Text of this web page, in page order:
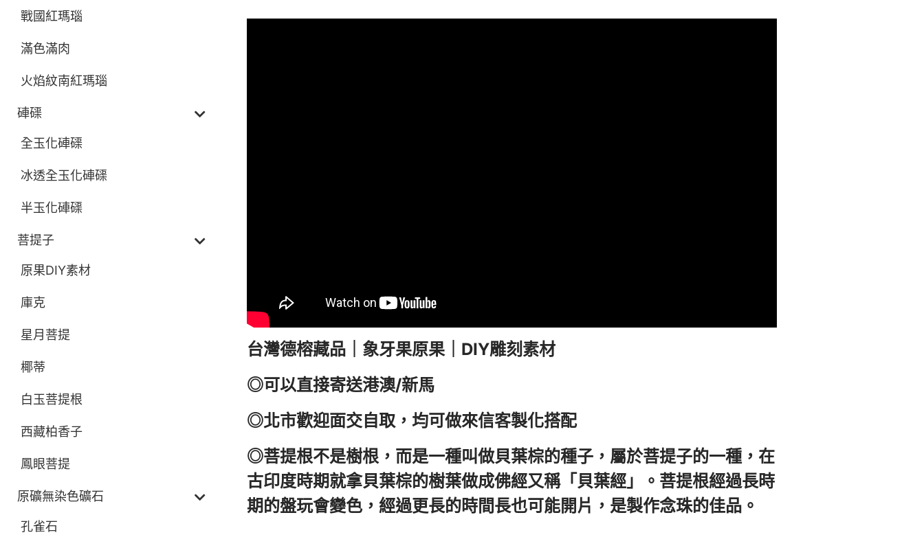
戰國紅瑪瑙
滿色滿肉
火焰紋南紅瑪瑙
硨磲
全玉化硨磲
冰透全玉化硨磲
半玉化硨磲
菩提子
原果DIY素材
庫克
星月菩提
椰蒂
白玉菩提根
西藏柏香子
鳳眼菩提
原礦無染色礦石
孔雀石
台灣德榕藏品｜象牙果原果｜DIY雕刻素材
◎可以直接寄送港澳/新馬
◎北市歡迎面交自取，均可做來信客製化搭配
◎菩提根不是樹根，而是一種叫做貝葉棕的種子，屬於菩提子的一種，在
古印度時期就拿貝葉棕的樹葉做成佛經又稱「貝葉經」。菩提根經過長時
期的盤玩會變色，經過更長的時間長也可能開片，是製作念珠的佳品。